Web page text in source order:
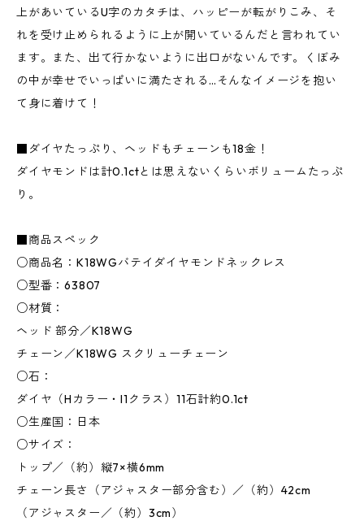
上があいているU字のカタチは、ハッピーが転がりこみ、そ
れを受け止められるように上が開いているんだと言われてい
ます。また、出て行かないように出口がないんです。くぼみ
の中が幸せでいっぱいに満たされる…そんなイメージを抱い
て身に着けて！
■ダイヤたっぷり、ヘッドもチェーンも18金！
ダイヤモンドは計0.1ctとは思えないくらいボリュームたっぷ
り。
■商品スペック
○商品名：K18WGバテイダイヤモンドネックレス
○型番：63807
○材質：
ヘッド 部分／K18WG
チェーン／K18WG スクリューチェーン
○石：
ダイヤ（Hカラー・I1クラス）11石計約0.1ct
○生産国：日本
○サイズ：
トップ／（約）縦7×横6mm
チェーン長さ（アジャスター部分含む）／（約）42cm
（アジャスター／（約）3cm）